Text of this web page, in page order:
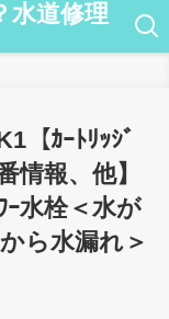
水道修理
【ｶｰﾄﾘｯｼﾞ
情報、他】
ｰ水栓＜水が
ら水漏れ＞